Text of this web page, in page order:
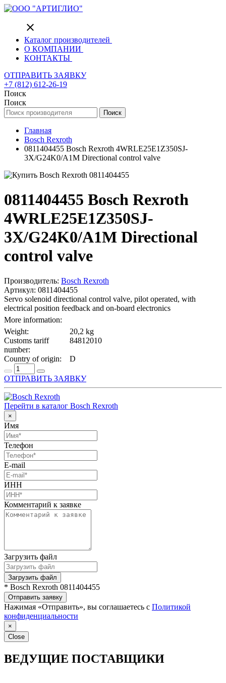
close
Каталог производителей
О КОМПАНИИ
КОНТАКТЫ
ОТПРАВИТЬ ЗАЯВКУ
+7 (812) 612-26-19
Поиск
Поиск
Поиск
Главная
Bosch Rexroth
0811404455 Bosch Rexroth 4WRLE25E1Z350SJ-
3X/G24K0/A1M Directional control valve
0811404455 Bosch Rexroth
4WRLE25E1Z350SJ-
3X/G24K0/A1M Directional
control valve
Производитель: Bosch Rexroth
Артикул: 0811404455
Servo solenoid directional control valve, pilot operated, with
electrical position feedback and on-board electronics
More information:
Weight:
20,2 kg
Customs tariff
number:
84812010
Country of origin: D
ОТПРАВИТЬ ЗАЯВКУ
Перейти в каталог Bosch Rexroth
×
Имя
Телефон
E-mail
ИНН
Комментарий к заявке
Загрузить файл
Загрузить файл
* Bosch Rexroth 0811404455
Отправить заявку
Нажимая «Отправить», вы соглашаетесь с Политикой
конфиденциальности
×
Close
ВЕДУЩИЕ ПОСТАВЩИКИ